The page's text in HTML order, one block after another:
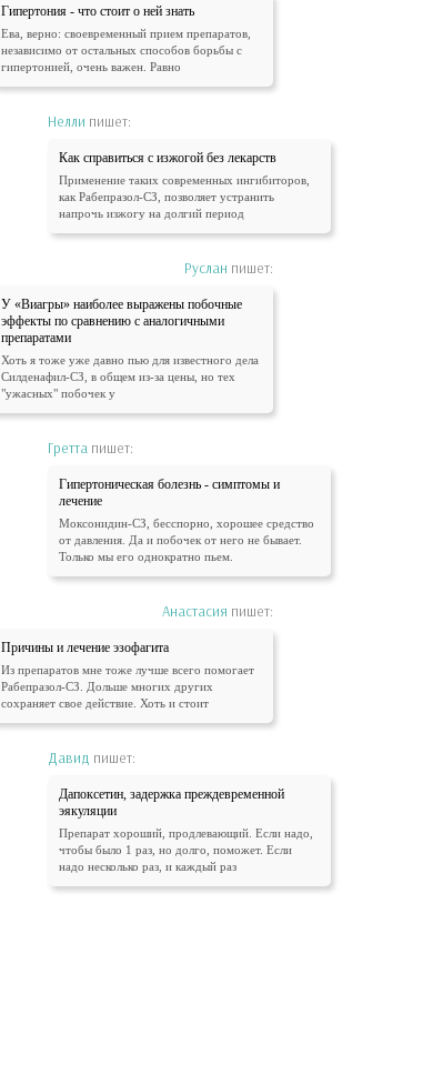
Гипертония - что стоит о ней знать
Ева, верно: своевременный прием препаратов,
независимо от остальных способов борьбы с
гипертонией, очень важен. Равно
Нелли пишет:
Как справиться с изжогой без лекарств
Применение таких современных ингибиторов,
как Рабепразол-СЗ, позволяет устранить
напрочь изжогу на долгий период
Руслан пишет:
У «Виагры» наиболее выражены побочные
эффекты по сравнению с аналогичными
препаратами
Хоть я тоже уже давно пью для известного дела
Силденафил-СЗ, в общем из-за цены, но тех
"ужасных" побочек у
Гретта пишет:
Гипертоническая болезнь - симптомы и
лечение
Моксонидин-СЗ, бесспорно, хорошее средство
от давления. Да и побочек от него не бывает.
Только мы его однократно пьем.
Анастасия пишет:
Причины и лечение эзофагита
Из препаратов мне тоже лучше всего помогает
Рабепразол-СЗ. Дольше многих других
сохраняет свое действие. Хоть и стоит
Давид пишет:
Дапоксетин, задержка преждевременной
эякуляции
Препарат хороший, продлевающий. Если надо,
чтобы было 1 раз, но долго, поможет. Если
надо несколько раз, и каждый раз